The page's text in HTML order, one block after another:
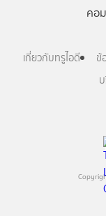
คอ
เกี่ยวกับทรูไอดี ข้